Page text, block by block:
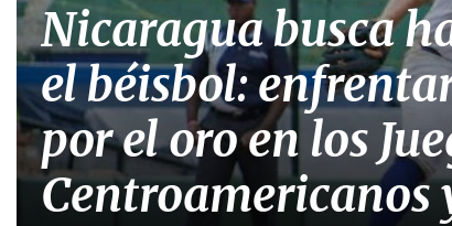
Nicaragua busca
el béisbol:
por el oro en los
Centroamericanos